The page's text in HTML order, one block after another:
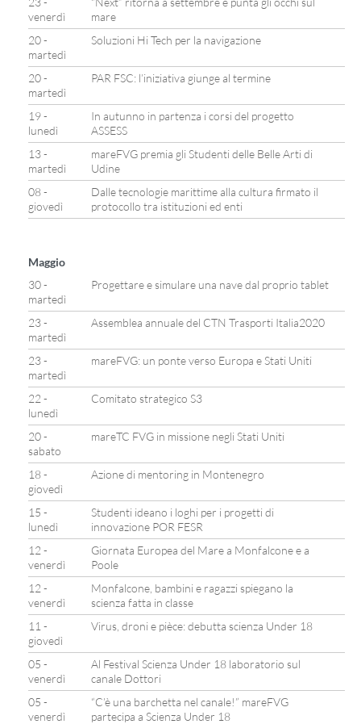
venerdì
mare
20 -
martedì
Soluzioni Hi Tech per la navigazione
20 -
martedì
PAR FSC: l’iniziativa giunge al termine
19 -
lunedì
In autunno in partenza i corsi del progetto
ASSESS
13 -
martedì
mareFVG premia gli Studenti delle Belle Arti di
Udine
08 -
giovedì
Dalle tecnologie marittime alla cultura firmato il
protocollo tra istituzioni ed enti
Maggio
30 -
martedì
Progettare e simulare una nave dal proprio tablet
23 -
martedì
Assemblea annuale del CTN Trasporti Italia2020
23 -
martedì
mareFVG: un ponte verso Europa e Stati Uniti
22 -
lunedì
Comitato strategico S3
20 -
sabato
mareTC FVG in missione negli Stati Uniti
18 -
giovedì
Azione di mentoring in Montenegro
15 -
lunedì
Studenti ideano i loghi per i progetti di
innovazione POR FESR
12 -
venerdì
Giornata Europea del Mare a Monfalcone e a
Poole
12 -
venerdì
Monfalcone, bambini e ragazzi spiegano la
scienza fatta in classe
11 -
giovedì
Virus, droni e pièce: debutta scienza Under 18
05 -
venerdì
Al Festival Scienza Under 18 laboratorio sul
canale Dottori
05 -
venerdì
“C’è una barchetta nel canale!” mareFVG
partecipa a Scienza Under 18